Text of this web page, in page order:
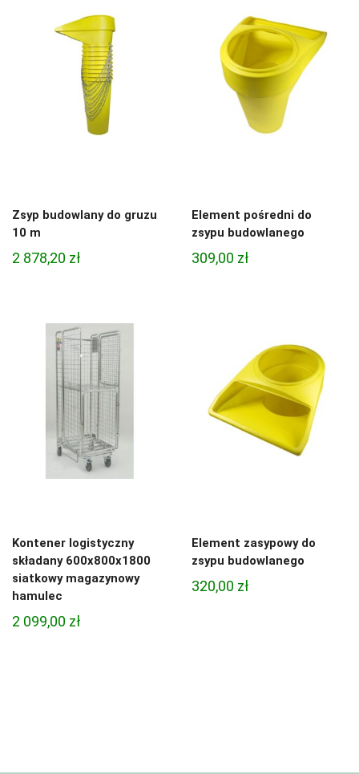
Zsyp budowlany do gruzu
10 m
2 878,20 zł
Element pośredni do
zsypu budowlanego
309,00 zł
Kontener logistyczny
składany 600x800x1800
siatkowy magazynowy
hamulec
2 099,00 zł
Element zasypowy do
zsypu budowlanego
320,00 zł